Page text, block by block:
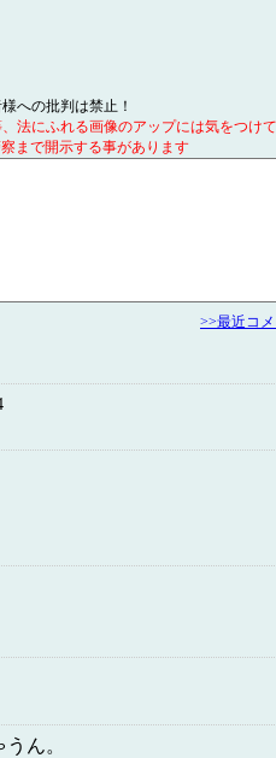
への批判は禁止！
法にふれる画像のアップには気をつけ
まで開示する事があります
>>最近コ
ん。